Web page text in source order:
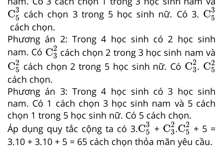
C3
5
C53cách chọn 3 trong 5 học sinh nữ. Có 3. C3
5
C5
cách chọn.
Phương án 2: Trong 4 học sinh có 2 học sinh
nam. Có C2
3
C3 2
cách chọn 2 trong 3 học sinh nam và
C2
5
C52cách chọn 2 trong 5 học sinh nữ. Có C2
3
C32
. C2
5
C5
cách chọn.
Phương án 3: Trong 4 học sinh có 3 học sinh
nam. Có 1 cách chọn 3 học sinh nam và 5 cách
chọn 1 trong 5 học sinh nữ. Có 5 cách chọn.
Áp dụng quy tắc cộng ta có 3.C3
5
C53+ C2
3
C32
.C2
5
C52 + 5 =
3.10 + 3.10 + 5 = 65 cách chọn thỏa mãn yêu cầu.